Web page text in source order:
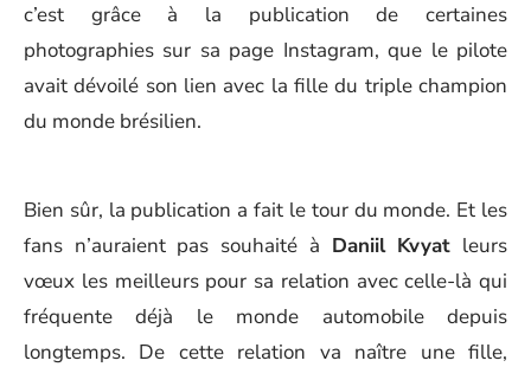
c’est grâce à la publication de certaines
photographies sur sa page Instagram, que le pilote
avait dévoilé son lien avec la fille du triple champion
du monde brésilien.
Bien sûr, la publication a fait le tour du monde. Et les
fans n’auraient pas souhaité à Daniil Kvyat leurs
vœux les meilleurs pour sa relation avec celle-là qui
fréquente déjà le monde automobile depuis
longtemps. De cette relation va naître une fille,